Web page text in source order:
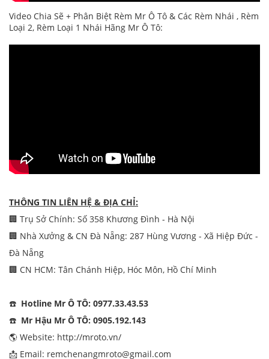
Video Chia Sẽ + Phân Biệt Rèm Mr Ô Tô & Các Rèm Nhái , Rèm
Loại 2, Rèm Loại 1 Nhái Hãng Mr Ô Tô:
THÔNG TIN LIÊN HỆ & ĐỊA CHỈ:
🏢 Trụ Sở Chính: Số 358 Khương Đình - Hà Nội
🏢 Nhà Xưởng & CN Đà Nẵng: 287 Hùng Vương - Xã Hiệp Đức -
Đà Nẵng
🏢 CN HCM: Tân Chánh Hiệp, Hóc Môn, Hồ Chí Minh
☎️ Hotline Mr Ô TÔ: 0977.33.43.53
☎️ Mr Hậu Mr Ô TÔ: 0905.192.143
🌎 Website: http://mroto.vn/
📩 Email: remchenangmroto@gmail.com